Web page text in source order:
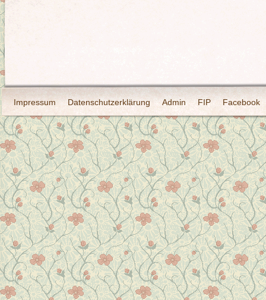
Impressum Datenschutzerklärung Admin FIP Facebook